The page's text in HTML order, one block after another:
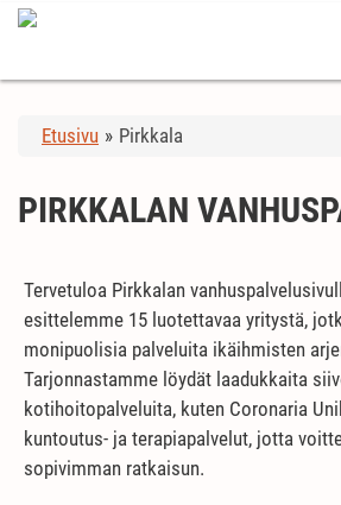
Etusivu » Pirkkala
PIRKKALAN
Tervetuloa Pirkkalan
esittelemme 15 luotettavaa yritystä,
monipuolisia palveluita ikäihmisten
Tarjonnastamme löydät laadukkaita
kotihoitopalveluita, kuten Coronaria
kuntoutus- ja terapiapalvelut, jotta
sopivimman ratkaisun.